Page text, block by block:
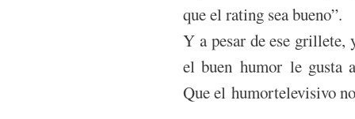
que el rating sea bueno”.
Y a pesar de ese grillete,
el buen humor le gusta
Que el humortelevisivo